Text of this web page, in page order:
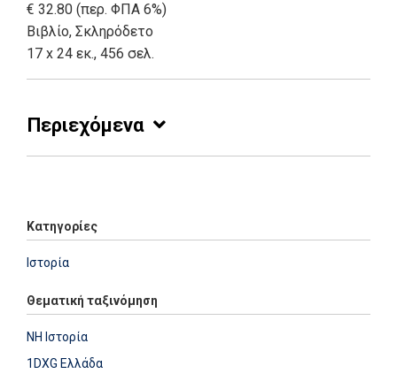
€ 32.80 (περ. ΦΠΑ 6%)
Βιβλίο, Σκληρόδετο
17 x 24 εκ., 456 σελ.
Περιεχόμενα
Κατηγορίες
Ιστορία
Θεματική ταξινόμηση
NH Ιστορία
1DXG Ελλάδα